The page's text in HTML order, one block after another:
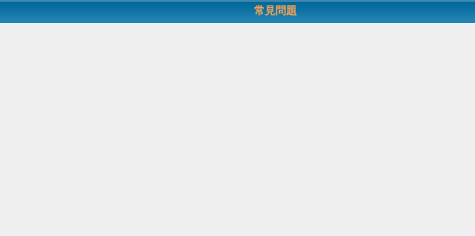
常見問題